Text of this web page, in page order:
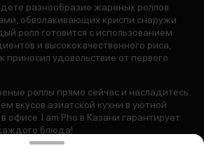
разнообразие жареных роллов
обволакивающих криспи снаружи
ролл готовится с использованием
и высококачественного риса,
приносил удовольствие от первого
роллы прямо сейчас и насладитесь
вкусов азиатской кухни в уютной
офисе. I am Pho в Казани гарантирует
блюда!